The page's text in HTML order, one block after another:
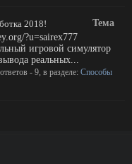
Тема
2018!
?u=sairex777
игровой симулятор
реальных...
- 9, в разделе: Способы